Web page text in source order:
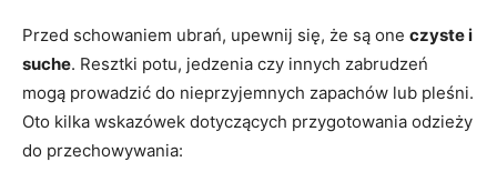
Przed schowaniem ubrań, ‍upewnij się, ⁣że są⁤ one czyste‍ i
suche. Resztki potu, ​jedzenia czy innych ⁣zabrudzeń
mogą prowadzić ​do nieprzyjemnych ⁤zapachów lub pleśni.‌
Oto kilka​ wskazówek dotyczących przygotowania odzieży
do​ przechowywania: